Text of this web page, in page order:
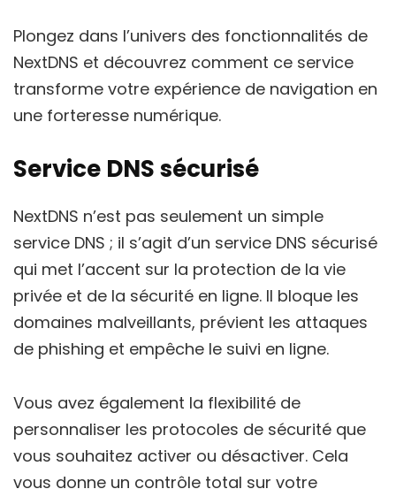
Plongez dans l’univers des fonctionnalités de
NextDNS et découvrez comment ce service
transforme votre expérience de navigation en
une forteresse numérique.
Service DNS sécurisé
NextDNS n’est pas seulement un simple
service DNS ; il s’agit d’un service DNS sécurisé
qui met l’accent sur la protection de la vie
privée et de la sécurité en ligne. Il bloque les
domaines malveillants, prévient les attaques
de phishing et empêche le suivi en ligne.
Vous avez également la flexibilité de
personnaliser les protocoles de sécurité que
vous souhaitez activer ou désactiver. Cela
vous donne un contrôle total sur votre